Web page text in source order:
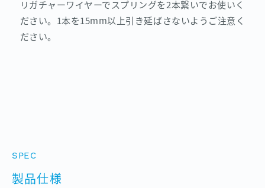
リガチャーワイヤーでスプリングを2本繋いでお使いく
ださい。1本を15mm以上引き延ばさないようご注意く
ださい。
SPEC
製品仕様